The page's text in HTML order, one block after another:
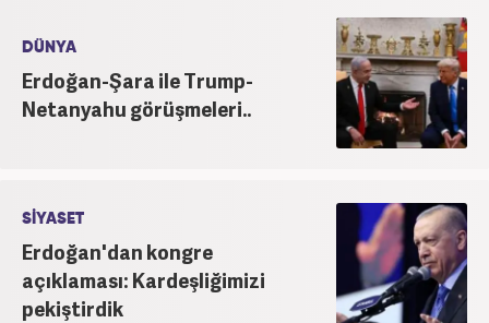
DÜNYA
Erdoğan-Şara ile Trump-
Netanyahu görüşmeleri..
SİYASET
Erdoğan'dan kongre
açıklaması: Kardeşliğimizi
pekiştirdik